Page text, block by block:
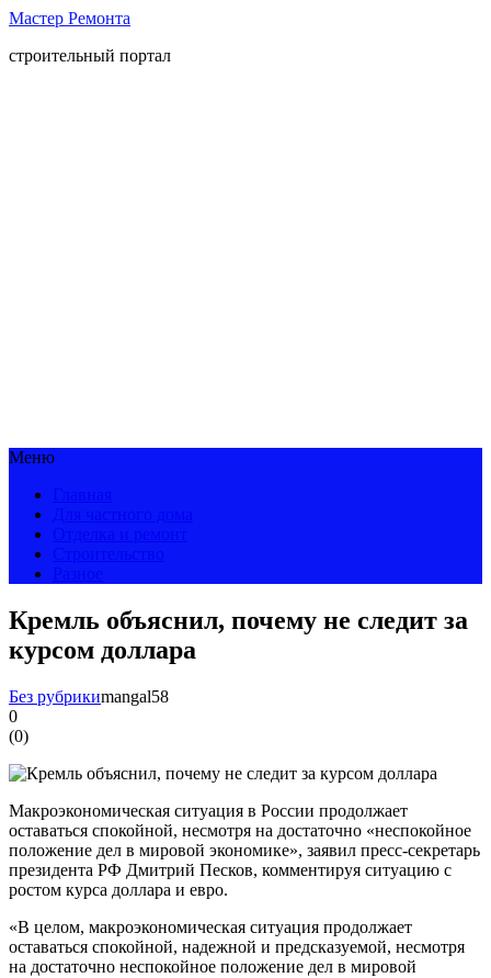
Мастер Ремонта
строительный портал
Меню
Кремль объяснил, почему не следит за
курсом доллара
Без рубрикиmangal58
0
(0)
Макроэкономическая ситуация в России продолжает
оставаться спокойной, несмотря на достаточно «неспокойное
положение дел в мировой экономике», заявил пресс-секретарь
президента РФ Дмитрий Песков, комментируя ситуацию с
ростом курса доллара и евро.
«В целом, макроэкономическая ситуация продолжает
оставаться спокойной, надежной и предсказуемой, несмотря
на достаточно неспокойное положение дел в мировой